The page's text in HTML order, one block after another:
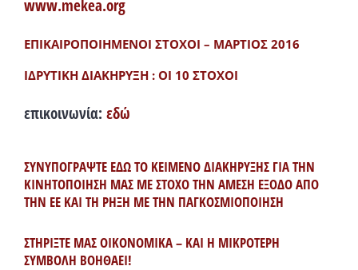
www.mekea.org
ΕΠΙΚΑΙΡΟΠΟΙΗΜΕΝΟΙ ΣΤΟΧΟΙ – ΜΑΡΤΙΟΣ 2016
ΙΔΡΥΤΙΚΗ ΔΙΑΚΗΡΥΞΗ : ΟΙ 10 ΣΤΟΧΟΙ
επικοινωνία: εδώ
ΣΥΝΥΠΟΓΡΑΨΤΕ ΕΔΩ ΤΟ ΚΕΙΜΕΝΟ ΔΙΑΚΗΡΥΞΗΣ ΓΙΑ ΤΗΝ
ΚΙΝΗΤΟΠΟΙΗΣΗ ΜΑΣ ΜΕ ΣΤΟΧΟ ΤΗΝ ΑΜΕΣΗ ΕΞΟΔΟ ΑΠΟ
ΤΗΝ ΕΕ ΚΑΙ ΤΗ ΡΗΞΗ ΜΕ ΤΗΝ ΠΑΓΚΟΣΜΙΟΠΟΙΗΣΗ
ΣΤΗΡΙΞΤΕ ΜΑΣ ΟΙΚΟΝΟΜΙΚΑ – ΚΑΙ Η ΜΙΚΡΟΤΕΡΗ
ΣΥΜΒΟΛΗ ΒΟΗΘΑΕΙ!